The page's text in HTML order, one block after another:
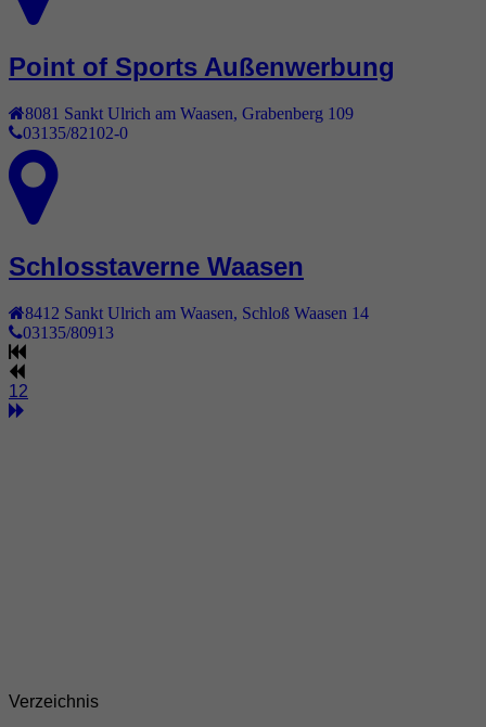
Point of Sports Außenwerbung
8081 Sankt Ulrich am Waasen Grabenberg 109
03135/82102-0
Schlosstaverne Waasen
8412 Sankt Ulrich am Waasen
Schloß Waasen 14
03135/80913
1 2
Verzeichnis